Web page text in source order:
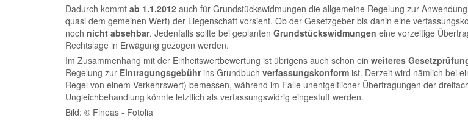
Dadurch kommt ab 1.1.2012 auch für Grundstückswidmungen die allgemeine Regelung zur
quasi dem gemeinen Wert) der Liegenschaft vorsieht. Ob der Gesetzgeber bis dahin eine
noch nicht absehbar. Jedenfalls sollte bei geplanten Grundstückswidmungen eine vorzeitige
Rechtslage in Erwägung gezogen werden.
Im Zusammenhang mit der Einheitswertbewertung ist übrigens auch schon ein weiteres
Regelung zur Eintragungsgebührins Grundbuch verfassungskonform ist. Derzeit wird nämlich bei
Regel von einem Verkehrswert) bemessen, während im Falle unentgeltlicher Übertragungen der
Ungleichbehandlung könnte letztlich als verfassungswidrig eingestuft werden.
Bild: © Fineas - Fotolia